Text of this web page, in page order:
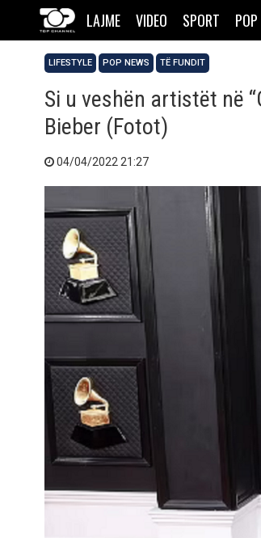
LAJME VIDEO SPORT
LIFESTYLE POP NEWS TË FUNDIT
Si u veshën artistët në
Bieber (Fotot)
04/04/2022 21:27